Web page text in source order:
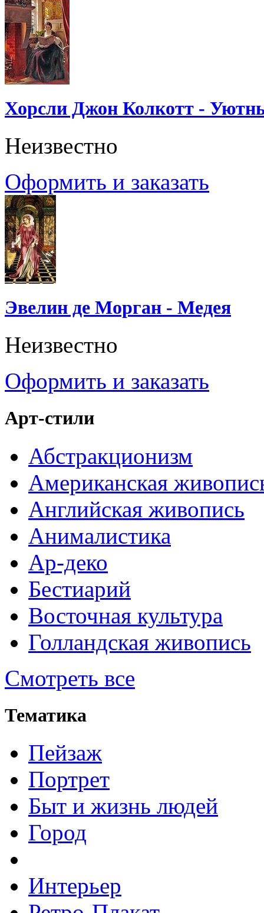
Хорсли Джон Колкотт -
Неизвестно
Оформить и заказать
Эвелин де Морган - Медея
Неизвестно
Оформить и заказать
Арт-стили
Абстракционизм
Американская
Английская живопись
Анималистика
Ар-деко
Бестиарий
Восточная культура
Голландская живопись
Смотреть все
Тематика
Пейзаж
Портрет
Быт и жизнь людей
Город
Интерьер